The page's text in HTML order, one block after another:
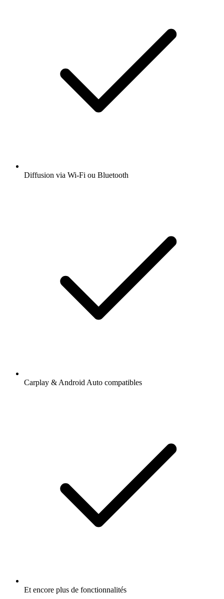
Diffusion via Wi-Fi ou Bluetooth
Carplay & Android Auto compatibles
Et encore plus de fonctionnalités